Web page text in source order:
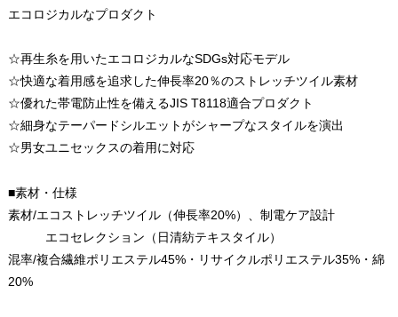
エコロジカルなプロダクト
☆再生糸を用いたエコロジカルなSDGs対応モデル
☆快適な着用感を追求した伸長率20％のストレッチツイル素材
☆優れた帯電防止性を備えるJIS T8118適合プロダクト
☆細身なテーパードシルエットがシャープなスタイルを演出
☆男女ユニセックスの着用に対応
■素材・仕様
素材/エコストレッチツイル（伸長率20%）、制電ケア設計
エコセレクション（日清紡テキスタイル）
混率/複合繊維ポリエステル45%・リサイクルポリエステル35%・綿
20%